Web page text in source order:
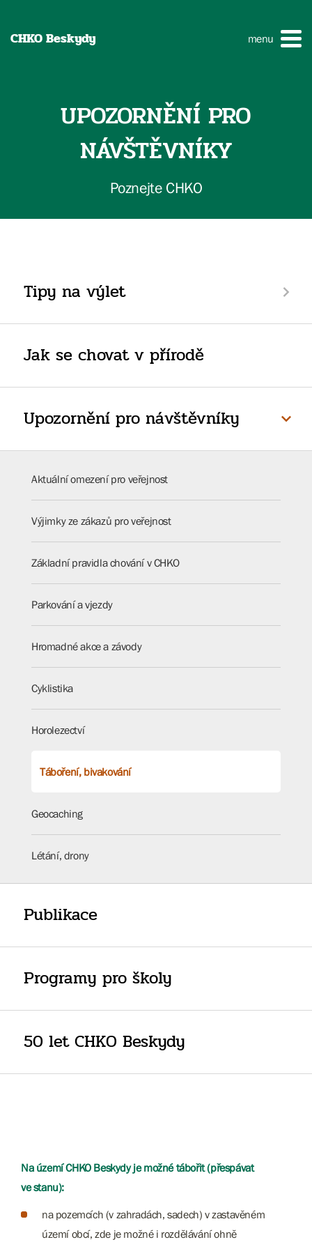
CHKO Beskydy menu
UPOZORNĚNÍ PRO
NÁVŠTĚVNÍKY
Poznejte CHKO
Tipy na výlet
Jak se chovat v přírodě
Upozornění pro návštěvníky
Aktuální omezení pro veřejnost
Výjimky ze zákazů pro veřejnost
Základní pravidla chování v CHKO
Parkování a vjezdy
Hromadné akce a závody
Cyklistika
Horolezectví
Táboření, bivakování
Geocaching
Létání, drony
Publikace
Programy pro školy
50 let CHKO Beskydy
Na území CHKO Beskydy je možné tábořit (přespávat
ve stanu):
na pozemcích (v zahradách, sadech) v zastavěném
území obcí, zde je možné i rozdělávání ohně